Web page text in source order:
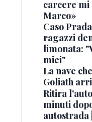
carcere mi
Marco»
Caso
ragazzi
limonata:
miei"
La nave
Goliath
Ritira
minuti
autostrada